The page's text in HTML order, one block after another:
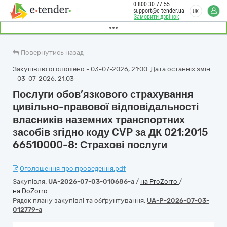
Замовити дзвінок
0 800 30 77 55
support@e-tender.ua
UK
Повернутись назад
Закупівлю оголошено - 03-07-2026, 21:00. Дата останніх змін
- 03-07-2026, 21:03
Послуги обов’язкового страхування
цивільно-правової відповідальності
власників наземних транспортних
засобів згідно коду CVP за ДК 021:2015
66510000-8: Страхові послуги
Оголошення про проведення.pdf
Закупівля: UA-2026-07-03-010686-a / на ProZorro /
на DoZorro
Рядок плану закупівлі та обґрунтування: UA-P-2026-07-03-
012779-a